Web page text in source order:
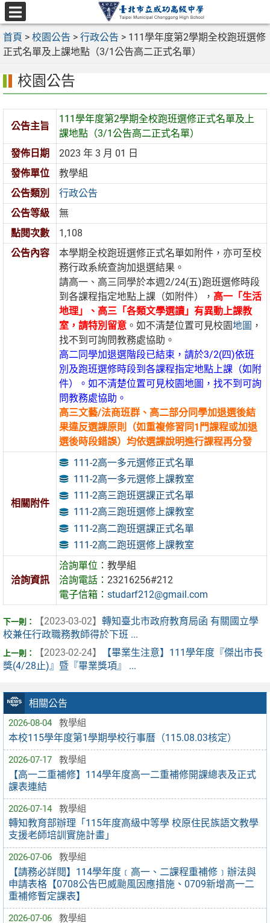
跳
至
主
要
區
選
單
首頁 > 校園公告 > 行政公告 > 111學年度第2學期全校跑班選修
正式名單及上課地點（3/1公告高二正式名單）
相關公告
2026-08-04 教學組
本校115學年度第1學期學校行事曆（115.08.03核定）
2026-07-17 教學組
【高一二重補修】114學年度高一二重補修開課總表及正式
課表連結
2026-07-14 教學組
轉知教育部辦理「115年度高級中等學 校原住民族語文教學
支援老師培訓實施計畫」
2026-07-06 教學組
【請務必詳閱】114學年度﹝高一、二課程重補修﹞辦法與
申請表格【0708公告巴威颱風因應措施、0709新增高一二
重補修暫定課表】
2026-07-06 教學組
校園公告
公告主旨
111學年度第2學期全校跑班選修正式名單及上
課地點（3/1公告高二正式名單）
發佈日期
2023 年 3 月 01 日
發佈單位
教學組
公告類別
行政公告
公告等級
無
點閱次數
1,108
公告內容
本學期全校跑班選修正式名單如附件，亦可至校
務行政系統查詢加退選結果。
請高一、高三同學於本週2/24(五)跑班選修時段
到各課程指定地點上課（如附件）， 高一「生活
地理」、高三「各類文學選讀」有異動上課教
室，請特別留意 。如不清楚位置可見校園地圖 ，
找不到可詢問教務處協助。
高二同學加退選階段已結束，請於3/2(四)依班
別及跑班選修時段到各課程指定地點上課（如附
件）。如不清楚位置可見校園地圖 ，找不到可詢
問教務處協助。
高三文藝/法商班群、高二部分同學加退選後結
果違反選課原則（如重複修習同1門課程或加退
選後時段錯誤）均依選課說明進行課程再分發
相關附件
111-2高一多元選修正式名單
111-2高一多元選修上課教室
111-2高三跑班選課正式名單
111-2高三跑班選修上課教室
111-2高二跑班選課正式名單
111-2高二跑班選修上課教室
洽詢資訊
洽詢單位：教學組
洽詢電話：23216256#212
電子信箱：studarf212@gmail.com
【2023-03-02】 轉知臺北市政府教育局函 有關國立學
校兼任行政職務教師得於下班 ...
【2023-02-24】
【畢業生注意】111學年度『傑出市長
獎(4/28止)』暨『畢業獎項』 ...